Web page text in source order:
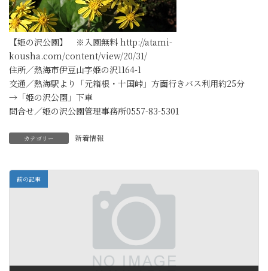
【姫の沢公園】 ※入園無料 http://atami-
kousha.com/content/view/20/31/
住所／熱海市伊豆山字姫の沢1164-1
交通／熱海駅より「元箱根・十国峠」方面行きバス利用約25分
→「姫の沢公園」下車
問合せ／姫の沢公園管理事務所0557-83-5301
カテゴリー 新着情報
前の記事